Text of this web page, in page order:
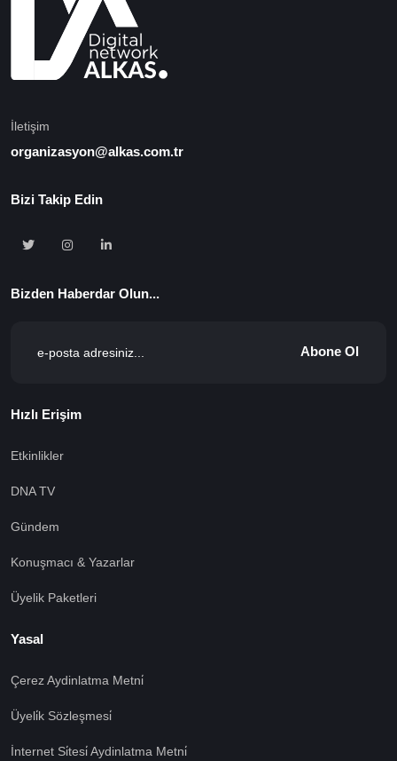
İletişim
organizasyon@alkas.com.tr
Bizi Takip Edin
Bizden Haberdar Olun...
Abone Ol
Hızlı Erişim
Etkinlikler
DNA TV
Gündem
Konuşmacı & Yazarlar
Üyelik Paketleri
Yasal
Çerez Aydinlatma Metni̇
Üyeli̇k Sözleşmesi̇
İnternet Si̇tesi̇ Aydinlatma Metni̇